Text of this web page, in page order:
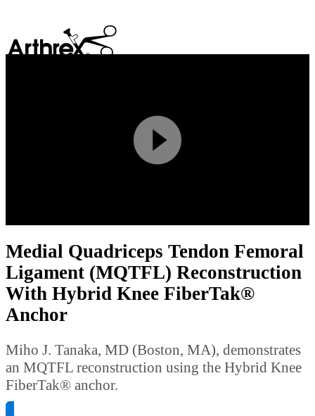
Play
Video
Medial Quadriceps Tendon Femoral
Ligament (MQTFL) Reconstruction
With Hybrid Knee FiberTak®
Anchor
Miho J. Tanaka, MD (Boston, MA), demonstrates
an MQTFL reconstruction using the Hybrid Knee
FiberTak® anchor.